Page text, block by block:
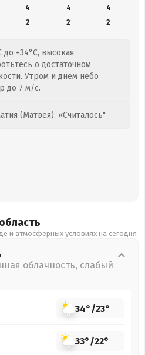
4 4
4
2 2 2
до +34°C, высокая
о достаточном
Утром и днем небо
до 7 м/с.
(Матвея). «Считалось"
область
и атмосферных условиях на сегодня
облачность, слабый
34°/23°
33°/22°